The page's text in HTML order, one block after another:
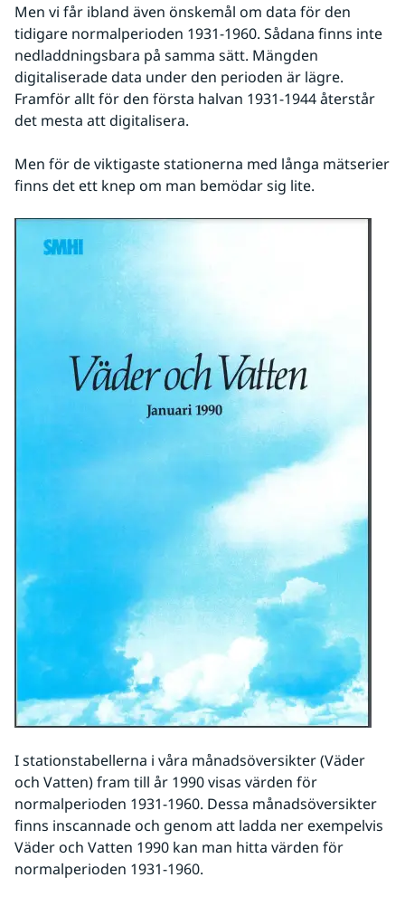
Men vi får ibland även önskemål om data för den
tidigare normalperioden 1931-1960. Sådana finns inte
nedladdningsbara på samma sätt. Mängden
digitaliserade data under den perioden är lägre.
Framför allt för den första halvan 1931-1944 återstår
det mesta att digitalisera.
Men för de viktigaste stationerna med långa mätserier
finns det ett knep om man bemödar sig lite.
I stationstabellerna i våra månadsöversikter (Väder
och Vatten) fram till år 1990 visas värden för
normalperioden 1931-1960. Dessa månadsöversikter
finns inscannade och genom att ladda ner exempelvis
Väder och Vatten 1990 kan man hitta värden för
normalperioden 1931-1960.